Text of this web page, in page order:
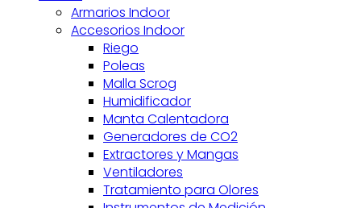
Armarios Indoor
Accesorios Indoor
Riego
Poleas
Malla Scrog
Humidificador
Manta Calentadora
Generadores de CO2
Extractores y Mangas
Ventiladores
Tratamiento para Olores